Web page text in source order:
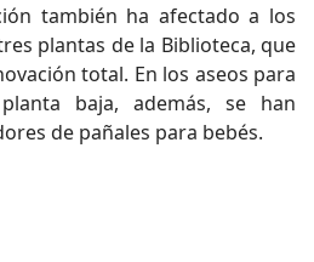
también ha afectado a los
plantas de la Biblioteca, que
total. En los aseos para
baja, además, se han
de pañales para bebés.